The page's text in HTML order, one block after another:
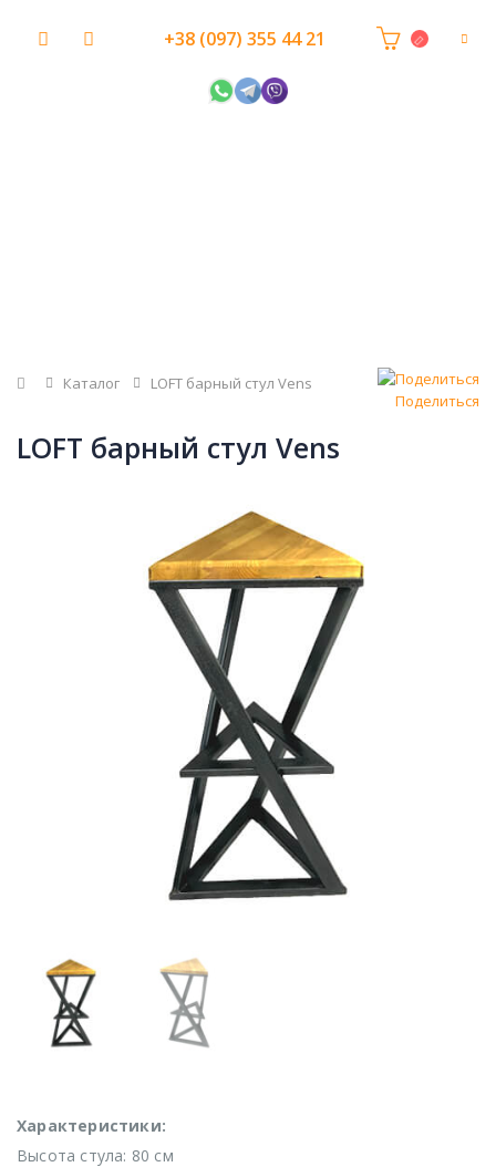
+38 (097) 355 44 21
Главная
Каталог
LOFT барный стул Vens
Поделиться
LOFT барный стул Vens
Характеристики:
Высота стула: 80 см